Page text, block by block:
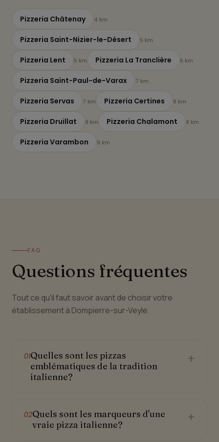
Pizzeria Châtenay 4 km
Pizzeria Saint-Nizier-le-Désert 5 km
Pizzeria Lent 5 km Pizzeria La Tranclière 6 km
Pizzeria Saint-Paul-de-Varax 7 km
Pizzeria Servas 7 km Pizzeria Certines 8 km
Pizzeria Druillat 9 km Pizzeria Chalamont 9 km
Pizzeria Varambon 9 km
FAQ
Questions fréquentes
Tout ce qu'il faut savoir avant de choisir votre
établissement à Dompierre-sur-Veyle.
01Quelles sont les pizzas
emblématiques de la tradition
italienne?
+
02Quels sont les marqueurs d'une
vraie pizza italienne?
+